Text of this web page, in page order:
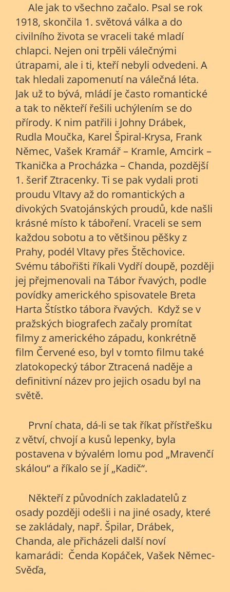
Ale jak to všechno začalo. Psal se rok
1918, skončila 1. světová válka a do
civilního života se vraceli také mladí
chlapci. Nejen oni trpěli válečnými
útrapami, ale i ti, kteří nebyli odvedeni. A
tak hledali zapomenutí na válečná léta.
Jak už to bývá, mládí je často romantické
a tak to někteří řešili uchýlením se do
přírody. K nim patřili i Johny Drábek,
Rudla Moučka, Karel Špiral-Krysa, Frank
Němec, Vašek Kramář – Kramle, Amcirk –
Tkanička a Procházka – Chanda, pozdější
1. šerif Ztracenky. Ti se pak vydali proti
proudu Vltavy až do romantických a
divokých Svatojánských proudů, kde našli
krásné místo k táboření. Vraceli se sem
každou sobotu a to většinou pěšky z
Prahy, podél Vltavy přes Štěchovice.
Svému tábořišti říkali Vydří doupě, později
jej přejmenovali na Tábor řvavých, podle
povídky amerického spisovatele Breta
Harta Štístko tábora řvavých. Když se v
pražských biografech začaly promítat
filmy z amerického západu, konkrétně
film Červené eso, byl v tomto filmu také
zlatokopecký tábor Ztracená naděje a
definitivní název pro jejich osadu byl na
světě.
První chata, dá-li se tak říkat přístřešku
z větví, chvojí a kusů lepenky, byla
postavena v bývalém lomu pod „Mravenčí
skálou“ a říkalo se jí „Kadič“.
Někteří z původních zakladatelů z
osady později odešli i na jiné osady, které
se zakládaly, např. Špilar, Drábek,
Chanda, ale přicházeli další noví
kamarádi: Čenda Kopáček, Vašek Němec-
Svěďa,